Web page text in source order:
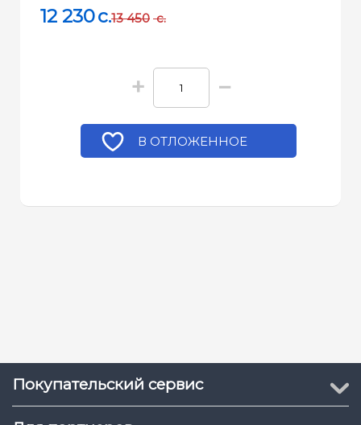
12 230c.13 450 c.
+ −
В ОТЛОЖЕННОЕ
Покупательский сервис